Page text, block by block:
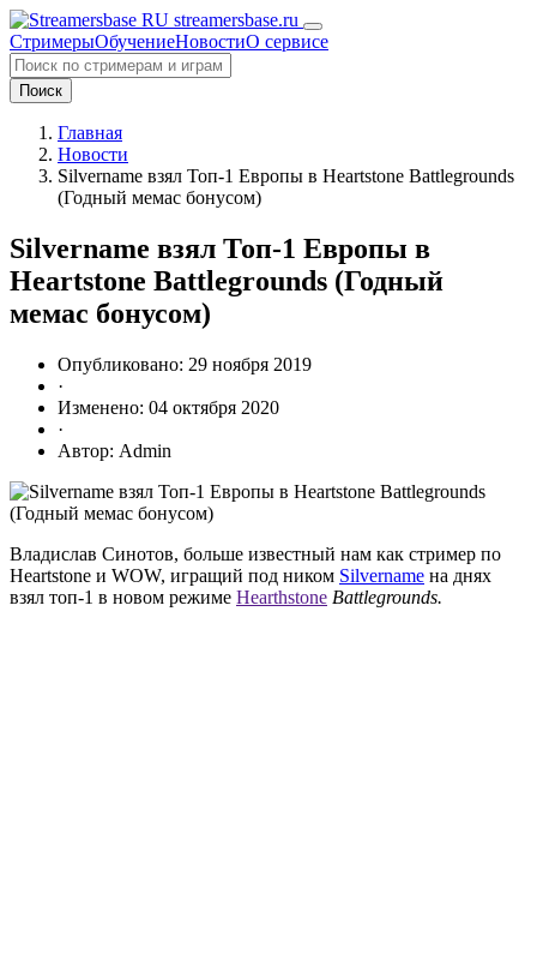
streamersbase.ru
СтримерыОбучениеНовостиО сервисе
Поиск
Главная
Новости
Silvername взял Топ-1 Европы в Heartstone Battlegrounds
(Годный мемас бонусом)
Silvername взял Топ-1 Европы в
Heartstone Battlegrounds (Годный
мемас бонусом)
Опубликовано: 29 ноября 2019
·
Изменено: 04 октября 2020
·
Автор: Admin
Владислав Синотов, больше известный нам как стример по
Heartstone и WOW, игращий под ником Silvername на днях
взял топ-1 в новом режиме Hearthstone Battlegrounds.